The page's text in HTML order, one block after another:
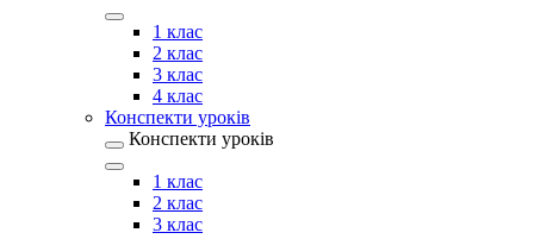
1 клас
2 клас
3 клас
4 клас
Конспекти уроків
Конспекти уроків
1 клас
2 клас
3 клас